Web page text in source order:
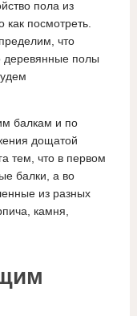
пола из
посмотреть.
что
деревянные полы
балкам и по
дощатой
тем, что в первом
балки, а во
из разных
камня,